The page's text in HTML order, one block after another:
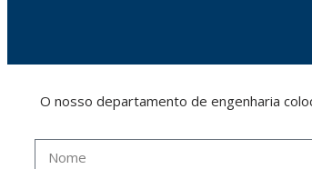
O nosso departamento de engenharia